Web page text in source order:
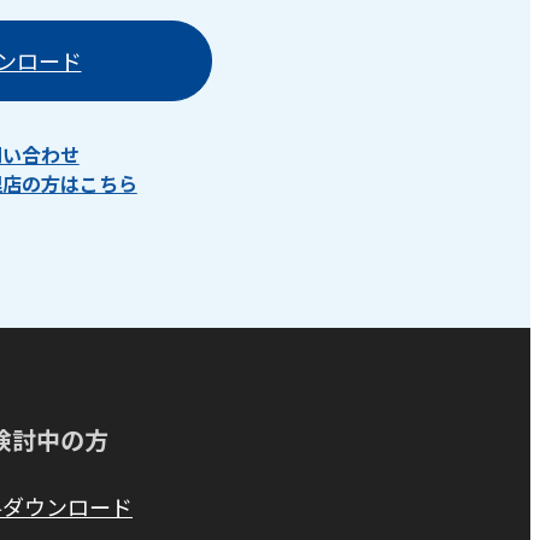
ロード
合わせ
の方はこちら
討中の方
ウンロード